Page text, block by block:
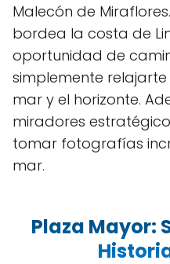
Malecón de
bordea la costa de
oportunidad de
simplemente
mar y el horizonte.
miradores
tomar fotografías
mar.
Plaza Mayor: